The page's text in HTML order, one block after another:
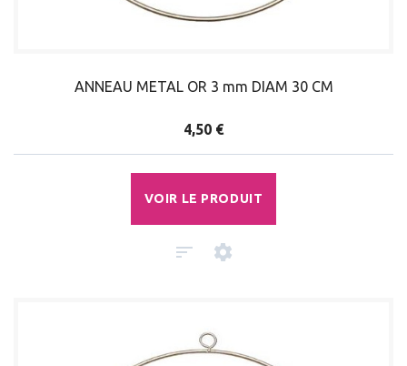
ANNEAU METAL OR 3 mm DIAM 30 CM
4,50 €
VOIR LE PRODUIT